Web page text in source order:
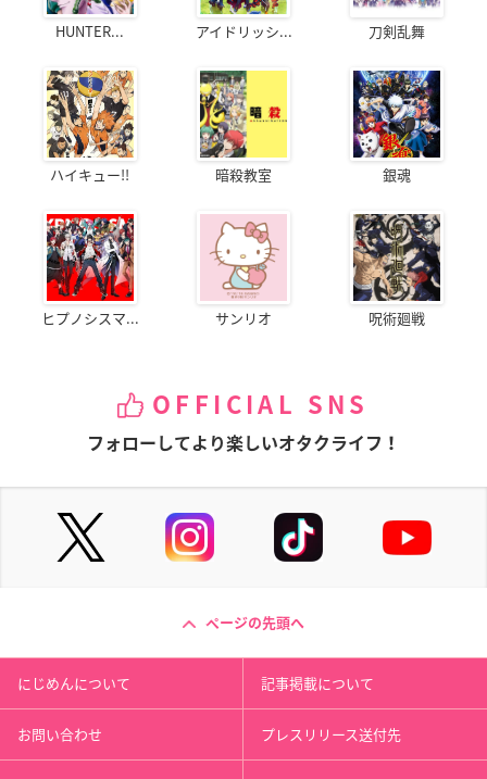
HUNTER... アイドリッシ... 刀剣乱舞
ハイキュー!! 暗殺教室 銀魂
ヒプノシスマ... サンリオ 呪術廻戦
OFFICIAL SNS
フォローしてより楽しいオタクライフ！
ページの先頭へ
にじめんについて 記事掲載について
お問い合わせ プレスリリース送付先